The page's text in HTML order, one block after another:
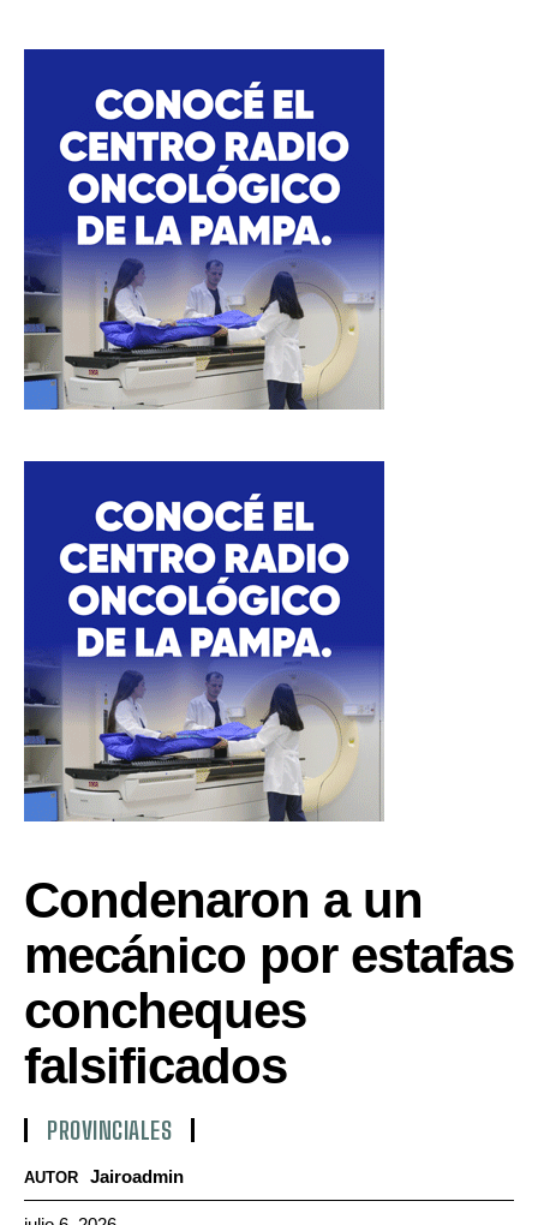
Condenaron a un
mecánico por estafas
concheques
falsificados
PROVINCIALES
AUTOR Jairoadmin